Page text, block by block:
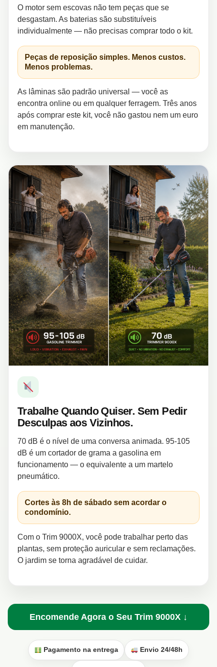
O motor sem escovas não tem peças que se
desgastam. As baterias são substituíveis
individualmente — não precisas comprar todo o kit.
Peças de reposição simples. Menos custos.
Menos problemas.
As lâminas são padrão universal — você as
encontra online ou em qualquer ferragem. Três anos
após comprar este kit, você não gastou nem um euro
em manutenção.
Trabalhe Quando Quiser. Sem Pedir
Desculpas aos Vizinhos.
70 dB é o nível de uma conversa animada. 95-105
dB é um cortador de grama a gasolina em
funcionamento — o equivalente a um martelo
pneumático.
Cortes às 8h de sábado sem acordar o
condomínio.
Com o Trim 9000X, você pode trabalhar perto das
plantas, sem proteção auricular e sem reclamações.
O jardim se torna agradável de cuidar.
Encomende Agora o Seu Trim 9000X ↓
Pagamento na entrega Envio 24/48h